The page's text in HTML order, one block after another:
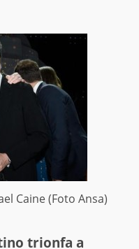
Caine (Foto Ansa)
trionfa a